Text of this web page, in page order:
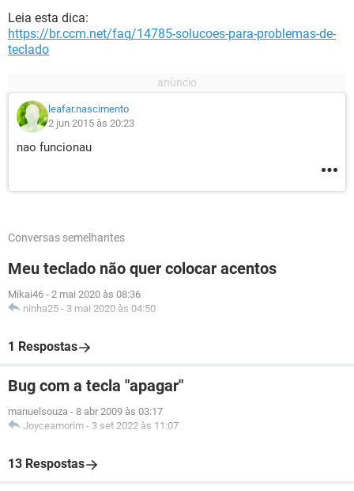
Leia esta dica:
https://br.ccm.net/faq/14785-solucoes-para-problemas-de-
teclado
leafar.nascimento
2 jun 2015 às 20:23
nao funcionau
Conversas semelhantes
Meu teclado não quer colocar acentos
Mikai46 - 2 mai 2020 às 08:36
ninha25 - 3 mai 2020 às 04:50
1 Respostas
Bug com a tecla "apagar"
manuelsouza - 8 abr 2009 às 03:17
Joyceamorim - 3 set 2022 às 11:07
13 Respostas